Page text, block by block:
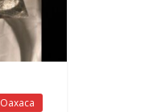
Oaxaca